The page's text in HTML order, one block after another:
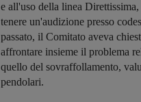
e all'uso della linea
tenere un'audizione presso
passato, il Comitato aveva
affrontare insieme il problema
quello del sovraffollamento,
pendolari.